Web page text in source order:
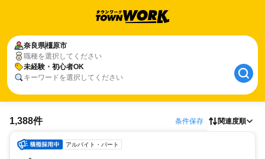
奈良県橿原市
職種を選択してください
未経験・初心者OK
キーワードを選択してください
1,388件 条件保存 関連度順
アルバイト・パート